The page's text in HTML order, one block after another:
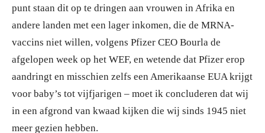
punt staan dit op te dringen aan vrouwen in Afrika en
andere landen met een lager inkomen, die de MRNA-
vaccins niet willen, volgens Pfizer CEO Bourla de
afgelopen week op het WEF, en wetende dat Pfizer erop
aandringt en misschien zelfs een Amerikaanse EUA krijgt
voor baby’s tot vijfjarigen – moet ik concluderen dat wij
in een afgrond van kwaad kijken die wij sinds 1945 niet
meer gezien hebben.